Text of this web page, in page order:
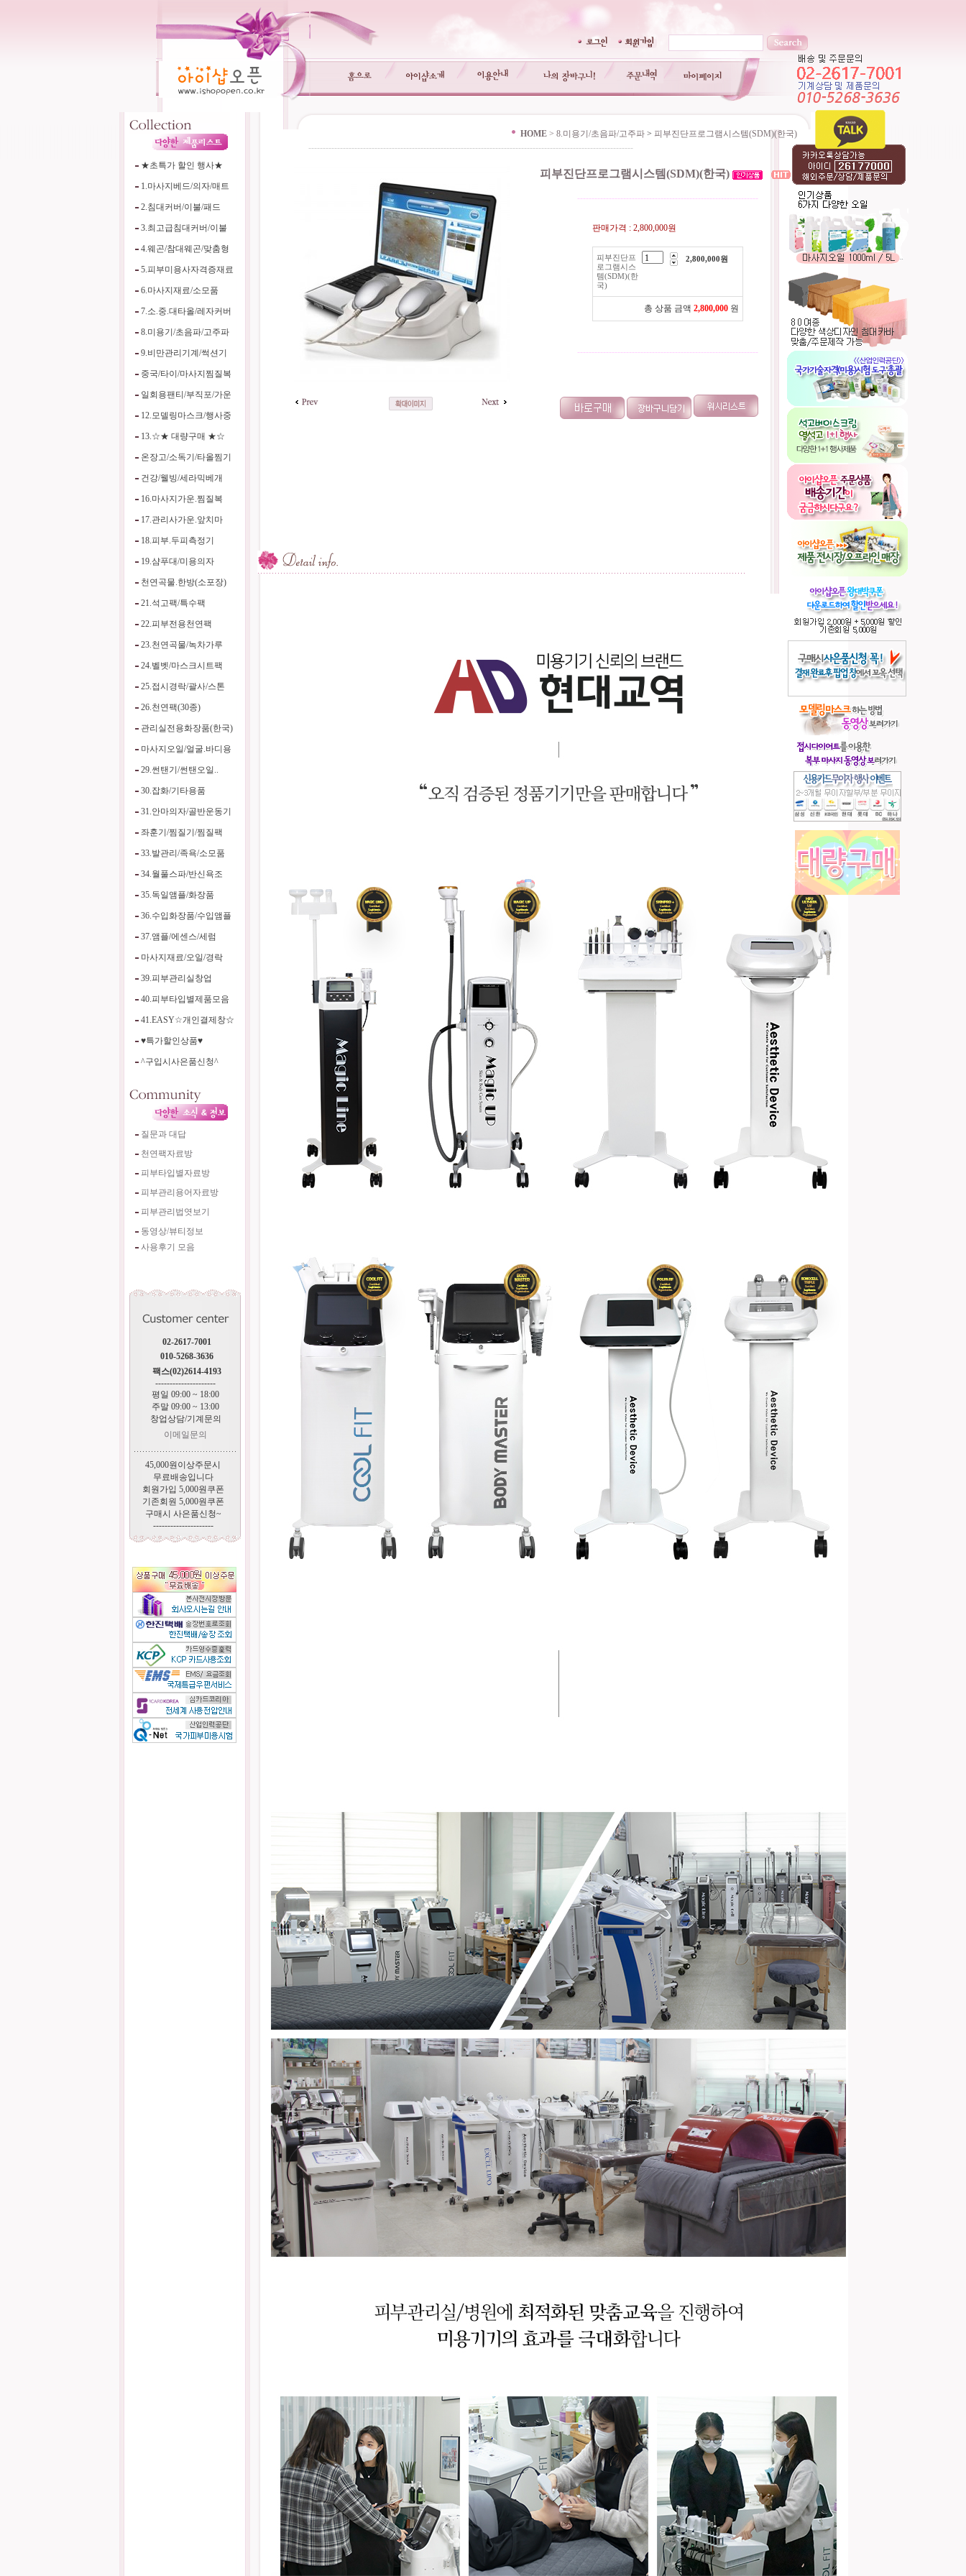
★초특가 할인 행사★
1.마사지베드/의자/매트
2.침대커버/이불/패드
3.최고급침대커버/이불
4.웨곤/참대웨곤/맞춤형
5.피부미용사자격증재료
6.마사지재료/소모품
7.소.중.대타올/레자커버
8.미용기/초음파/고주파
9.비만관리기계/썩션기
중국/타이/마사지찜질복
일회용팬티/부직포/가운
12.모델링마스크/행사중
13.☆★ 대량구매 ★☆
온장고/소독기/타올찜기
건강/웰빙/세라믹베개
16.마사지가운.찜질복
17.관리사가운.앞치마
18.피부.두피측정기
19.샴푸대/미용의자
천연곡물.한방(소포장)
21.석고팩/특수팩
22.피부전용천연팩
23.천연곡물/녹차가루
24.벨벳/마스크시트팩
25.접시경락/괄사/스톤
26.천연팩(30종)
관리실전용화장품(한국)
마사지오일/얼굴.바디용
29.썬탠기/썬탠오일..
30.잡화/기타용품
31.안마의자/골반운동기
좌훈기/찜질기/찜질팩
33.발관리/족욕/소모품
34.월풀스파/반신욕조
35.독일앰플/화장품
36.수입화장품/수입앰플
37.앰플/에센스/세럼
마사지재료/오일/경락
39.피부관리실창업
40.피부타입별제품모음
41.EASY☆개인결제창☆
♥특가할인상품♥
^구입시사은품신청^
질문과 대답
천연팩자료방
피부타입별자료방
피부관리용어자료방
피부관리법엿보기
동영상/뷰티정보
사용후기 모음
02-2617-7001
010-5268-3636
팩스(02)2614-4193
---------------------
평일 09:00 ~ 18:00
주말 09:00 ~ 13:00
창업상담/기계문의
이메일문의
45,000원이상주문시
무료배송입니다
회원가입 5,000원쿠폰
기존회원 5,000원쿠폰
구매시 사은품신청~
---------------------
HOME > 8.미용기/초음파/고주파 > 피부진단프로그램시스템(SDM)(한국)
-----------------------------------------------------------------------------------------------------------------
피부진단프로그램시스템(SDM)(한국)
---------------------------------------------------------------
판매가격 : 2,800,000원
피부진단프
로그램시스
템(SDM)(한
국)
2,800,000원
총 상품 금액 2,800,000 원
---------------------------------------------------------------